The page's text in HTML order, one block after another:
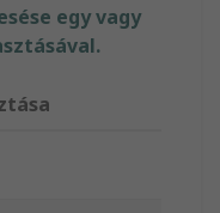
egy vagy